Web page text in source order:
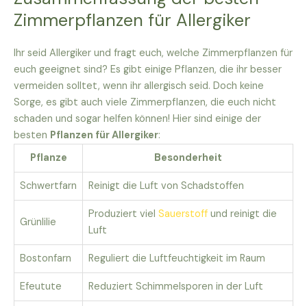
Zimmerpflanzen für Allergiker
Ihr seid Allergiker und fragt euch, welche Zimmerpflanzen für
euch geeignet sind? Es gibt einige Pflanzen, die ihr besser
vermeiden solltet, wenn ihr allergisch seid. Doch keine
Sorge, es gibt auch viele Zimmerpflanzen, die euch nicht
schaden und sogar helfen können! Hier sind einige der
besten Pflanzen für Allergiker:
Pflanze
Besonderheit
Schwertfarn Reinigt die Luft von Schadstoffen
Grünlilie
Produziert viel Sauerstoff und reinigt die
Luft
Bostonfarn Reguliert die Luftfeuchtigkeit im Raum
Efeutute Reduziert Schimmelsporen in der Luft